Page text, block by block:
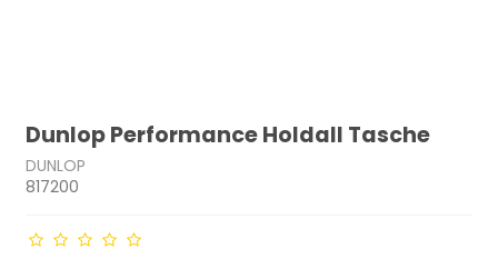
Dunlop Performance Holdall Tasche
DUNLOP
817200